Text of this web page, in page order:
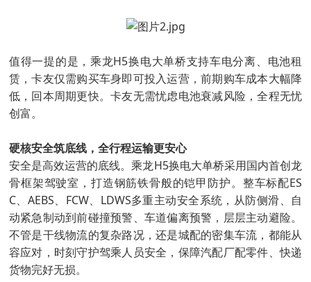
值得一提的是，乘龙H5换电大单桥支持车电分离、电池租
赁，卡友仅需购买车身即可投入运营，前期购车成本大幅降
低，回本周期更快。卡友无需忧虑电池衰减风险，全程无忧
创富。
硬核安全筑底线，全行程运输更安心
安全是高效运营的底线。乘龙H5换电大单桥采用国内首创龙
骨框架驾驶室，打造钢筋铁骨般的铠甲防护。整车标配ES
C、AEBS、FCW、LDWS多重主动安全系统，从防侧滑、自
动紧急制动到前碰撞预警、车道偏离预警，层层主动避险。
不管是干线物流的复杂路况，还是城配的密集车流，都能从
容应对，时刻守护驾乘人员安全，保障汽配厂配零件、快递
货物完好无损。